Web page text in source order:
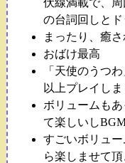
の台詞回しとド
まったり、癒さ
おばけ最高
「天使のうつ
以上プレイしま
ボリュームも
て楽しいし
すごいボリュ
ら楽しませて